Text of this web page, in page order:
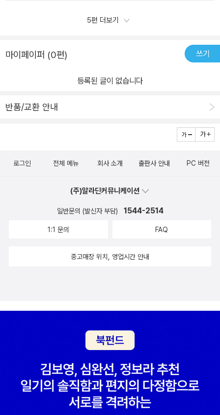
있다고 전한다. 아이는 가장 좋아하는 햄을 선택해서 좋아하는 순서
의 김밥을 싼다. 싸자마자 바로 먹는다. '맛있다.'본인이 만들어서 더
까지 깔끔하게 정리하는 모습을 볼 수 있었다. <소풍날> 그림책으로
이었다. 주말에 함께 김밥을 싸서 유원지로 소풍 가기로 했다. 즐거운
#도시락 #요리그림책 #요리활동그림책 #도서무상제공 #서평단
남아 있으면 저녁에도 먹었다. 아무리 먹어도 질리지 않았다. 지금도
김밥을 참 좋아한다. 집에서 해먹기에는 손이 많이 가는 음식이라, 아
부터 김밥 느낌이 물씬 느껴진다. 김밥 재료들로 제목을 표현했다. 책
에 나오는 재료들이다. 우엉, 햄, 오이, 계란, 밥알, 당근, 단무지, 시금
김밥 김을 만나니 김밥 재료들이 보고 싶다. 김밥 재료들을 현대식으
건가. 이 휴대폰의 정체가 궁금하다.김밥 재료들이 한 곳에 모이고, 밥
풀이는 교관이 된다. 준비운동부터 하고 재료 손질을 한다. 모든 재료
손질 과정이 다 나오는 것은 아니다. 전기 밥솥안에 있는 밥풀 친구들
이 없다. 그런데 밥풀이의 🏷˝어디 한 번 놀아볼까?˝ 한 마디에 다들
는 순서를 정하기 위해 가위바위보를 한다. 이 설정도 재미있었다. 김
밥 쌀 때 어떤 재료를 먼저 넣겠다는 생각 없이, 손에서 가까운 재료를
한 발놀림으로 눕기도 했다. 우리 집에서는 오이와 당근을 이렇게 썰
터졌다. 이때 교관 밥풀이의 표정이 뭉크의 ‘절규‘에 나오는 표정 같
다. 다시 김밥 말 때는 모두들 결연한 의지로 파이팅을 외치고 있는 것
같다.드디어 썬다. 🏷‘우리 모두 무지개가 됐어!‘ 도시락에 김밥이 담
긴다. 각 집마다 다른 김밥의 모습을 여기서 본다. 나는 지연이 김밥으
로 픽하겠다. 각각 다른 김밥처럼, 이름의 글꼴도 각각 다르다.내가 어
릴 때 소풍날의 기억이 나기도 했고, 내가 아이를 위해 김밥을 쌀 때
5편 더보기
마이페이퍼 (0편) 쓰기
등록된 글이 없습니다
반품/교환 안내
로그인 전체 메뉴 회사 소개 출판사 안내 PC 버전
(주)알라딘커뮤니케이션
일반문의 (발신자 부담) 1544-2514
1:1 문의 FAQ
중고매장 위치, 영업시간 안내